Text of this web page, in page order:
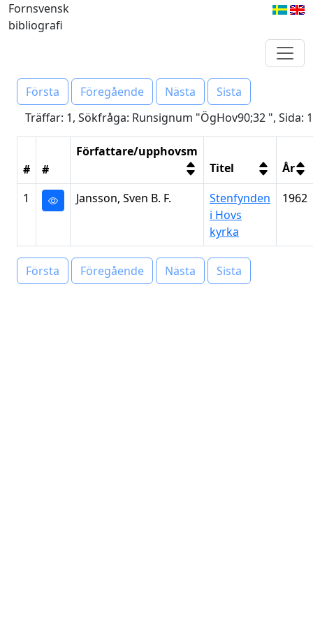
Fornsvensk
bibliografi
Första Föregående Nästa
Sista
Träffar: 1, Sökfråga: Runsignum "ÖgHov90;32 ", Sida:
# #
Författare/upphovsm
Titel
År
1
Jansson, Sven B. F.
Stenfynden
i Hovs
kyrka
1962
Första Föregående Nästa Sista